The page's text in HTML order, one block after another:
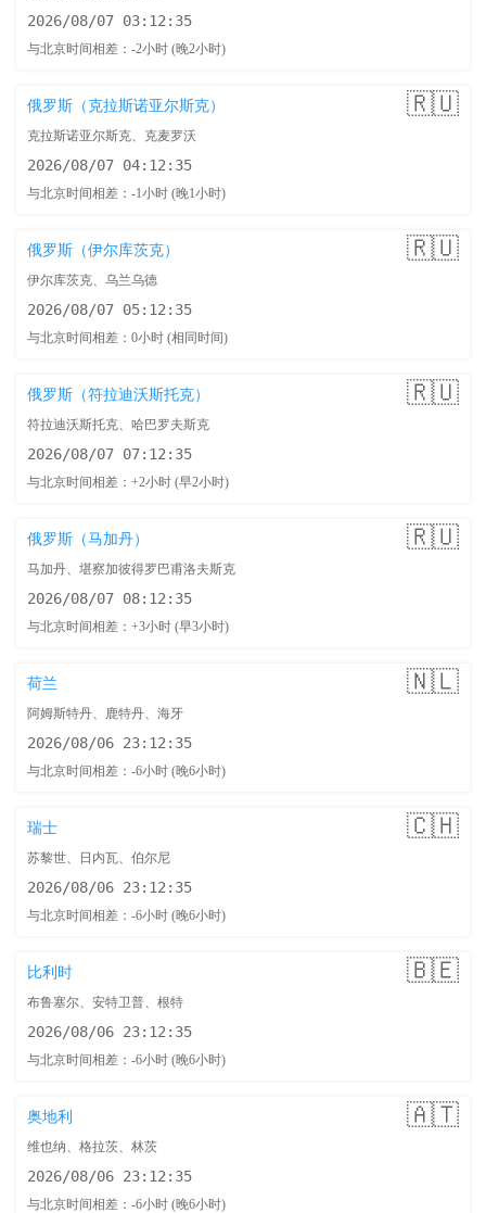
2026/08/07 03:12:36
与北京时间相差：-2小时 (晚2小时)
🇷🇺
俄罗斯（克拉斯诺亚尔斯克）
克拉斯诺亚尔斯克、克麦罗沃
2026/08/07 04:12:36
与北京时间相差：-1小时 (晚1小时)
🇷🇺
俄罗斯（伊尔库茨克）
伊尔库茨克、乌兰乌德
2026/08/07 05:12:36
与北京时间相差：0小时 (相同时间)
🇷🇺
俄罗斯（符拉迪沃斯托克）
符拉迪沃斯托克、哈巴罗夫斯克
2026/08/07 07:12:36
与北京时间相差：+2小时 (早2小时)
🇷🇺
俄罗斯（马加丹）
马加丹、堪察加彼得罗巴甫洛夫斯克
2026/08/07 08:12:36
与北京时间相差：+3小时 (早3小时)
🇳🇱
荷兰
阿姆斯特丹、鹿特丹、海牙
2026/08/06 23:12:36
与北京时间相差：-6小时 (晚6小时)
🇨🇭
瑞士
苏黎世、日内瓦、伯尔尼
2026/08/06 23:12:36
与北京时间相差：-6小时 (晚6小时)
🇧🇪
比利时
布鲁塞尔、安特卫普、根特
2026/08/06 23:12:36
与北京时间相差：-6小时 (晚6小时)
🇦🇹
奥地利
维也纳、格拉茨、林茨
2026/08/06 23:12:36
与北京时间相差：-6小时 (晚6小时)